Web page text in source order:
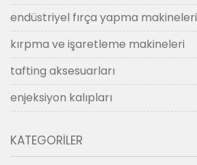
endüstriyel fırça yapma makineleri
kırpma ve işaretleme makineleri
tafting aksesuarları
enjeksiyon kalıpları
KATEGORILER